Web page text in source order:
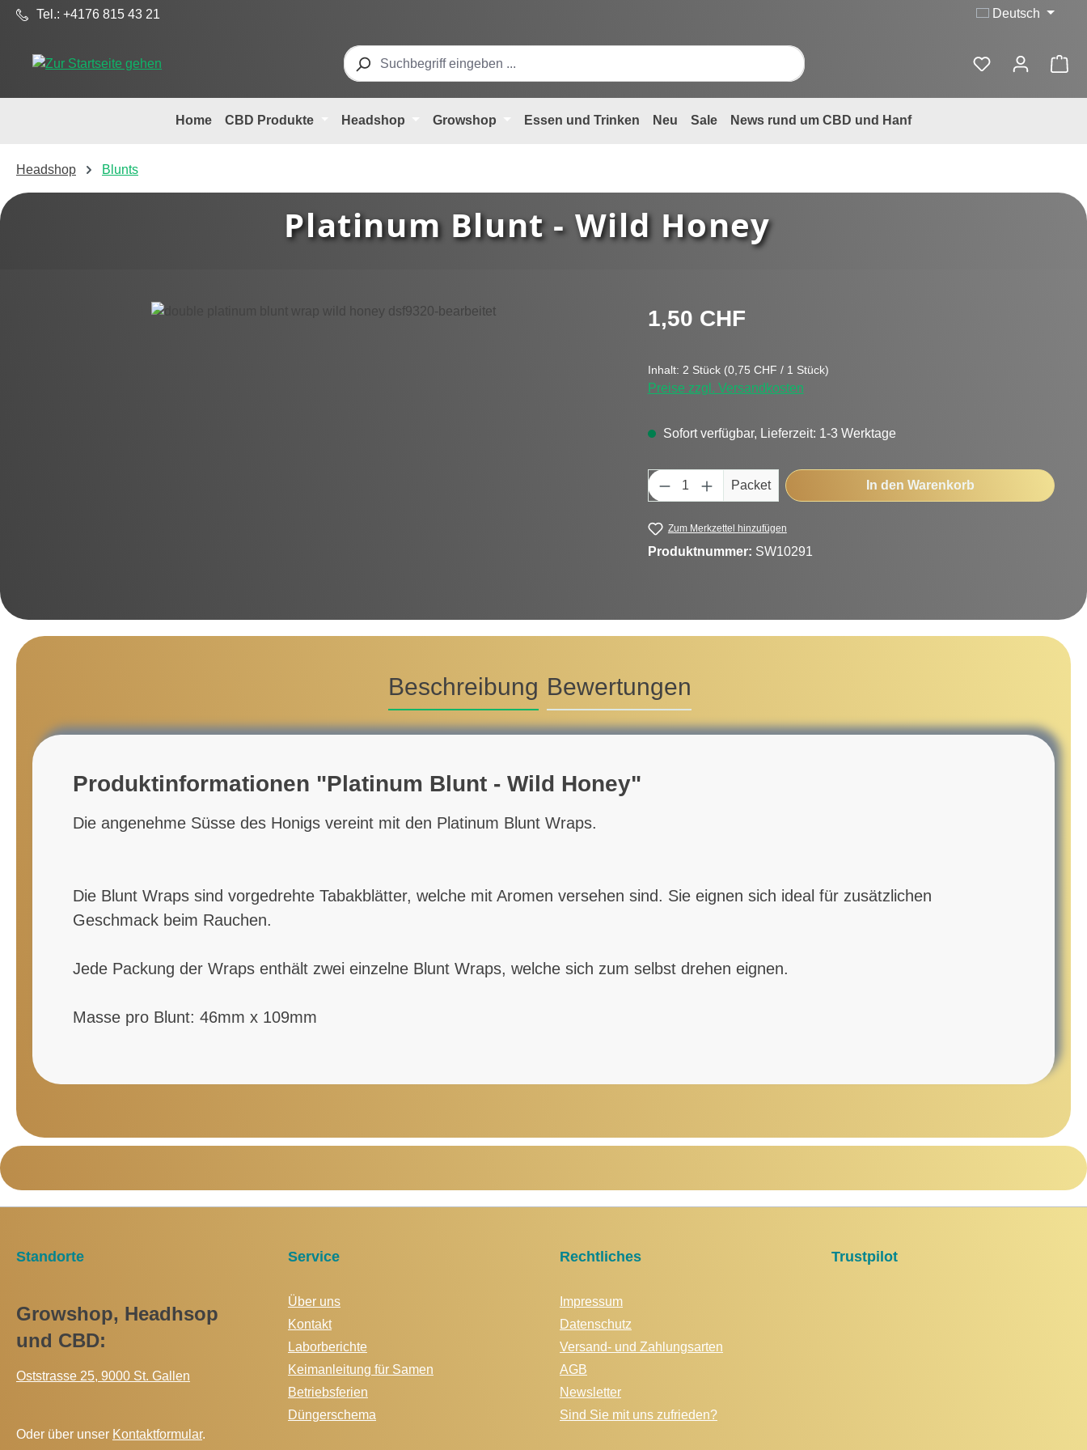
Hauptinhalt springen
Zur Suche springen
Zur Hauptnavigation springen
Tel.: +4176 815 43 21 Deutsch
Home CBD Produkte Headshop Growshop Essen und Trinken Neu Sale News rund um CBD und Hanf
Headshop Blunts
Platinum Blunt - Wild Honey
Bildergalerie überspringen Regulärer Preis:
1,50 CHF
Inhalt: 2 Stück (0,75 CHF / 1 Stück)
Preise zzgl. Versandkosten
Sofort verfügbar, Lieferzeit: 1-3 Werktage
Produkt Anzahl: Gib den gewünschten Wert ein
Packet In den Warenkorb
Zum Merkzettel hinzufügen
Produktnummer: SW10291
Beschreibung Bewertungen
Produktinformationen "Platinum Blunt - Wild Honey"
Die angenehme Süsse des Honigs vereint mit den Platinum Blunt Wraps.
Die Blunt Wraps sind vorgedrehte Tabakblätter, welche mit Aromen versehen sind. Sie eignen sich ideal für zusätzlichen
Geschmack beim Rauchen.
Jede Packung der Wraps enthält zwei einzelne Blunt Wraps, welche sich zum selbst drehen eignen.
Masse pro Blunt: 46mm x 109mm
Standorte
Growshop, Headhsop
und CBD:
Oststrasse 25, 9000 St. Gallen
Oder über unser Kontaktformular.
Service
Über uns
Kontakt
Laborberichte
Keimanleitung für Samen
Betriebsferien
Düngerschema
Rechtliches
Impressum
Datenschutz
Versand- und Zahlungsarten
AGB
Newsletter
Sind Sie mit uns zufrieden?
Trustpilot